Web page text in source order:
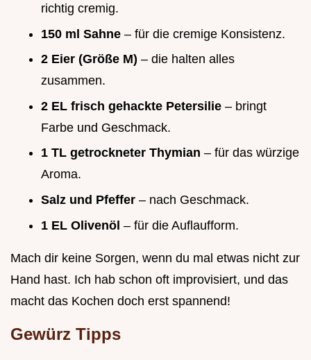
richtig cremig.
150 ml Sahne – für die cremige Konsistenz.
2 Eier (Größe M) – die halten alles
zusammen.
2 EL frisch gehackte Petersilie – bringt
Farbe und Geschmack.
1 TL getrockneter Thymian – für das würzige
Aroma.
Salz und Pfeffer – nach Geschmack.
1 EL Olivenöl – für die Auflaufform.
Mach dir keine Sorgen, wenn du mal etwas nicht zur
Hand hast. Ich hab schon oft improvisiert, und das
macht das Kochen doch erst spannend!
Gewürz Tipps